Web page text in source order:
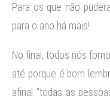
Para os que não
para o ano há mais!
No final, todos nós
até porque é bom
afinal “todas as